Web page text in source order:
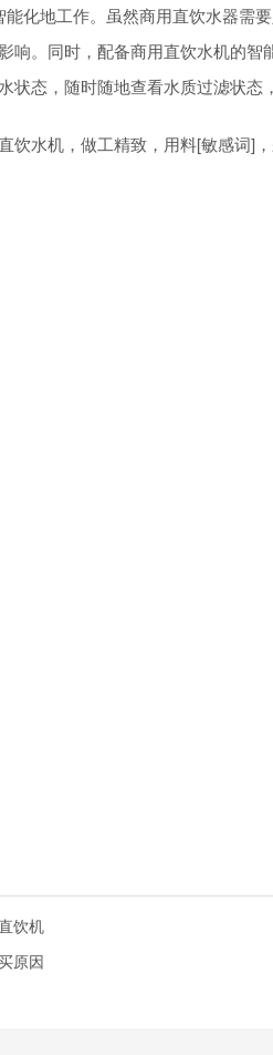
能化地工作。虽然商用直饮水器需
响。同时，配备商用直饮水机的
状态，随时随地查看水质过滤状态
饮水机，做工精致，用料[敏感词]
饮机
原因